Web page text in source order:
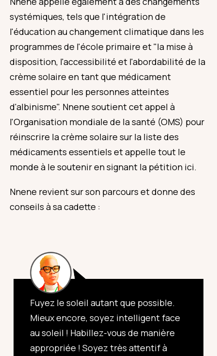
systémiques, tels que l'intégration de
l'éducation au changement climatique dans les
programmes de l'école primaire et "la mise à
disposition, l'accessibilité et l'abordabilité de la
crème solaire en tant que médicament
essentiel pour les personnes atteintes
d'albinisme". Nnene soutient cet appel à
l'Organisation mondiale de la santé (OMS) pour
réinscrire la crème solaire sur la liste des
médicaments essentiels et appelle tout le
monde à le soutenir en signant la pétition ici.
Nnene revient sur son parcours et donne des
conseils à sa cadette :
Fuyez le soleil autant que possible.
Mieux encore, soyez intelligent face
au soleil ! Habillez-vous de manière
appropriée ! Soyez très attentif à